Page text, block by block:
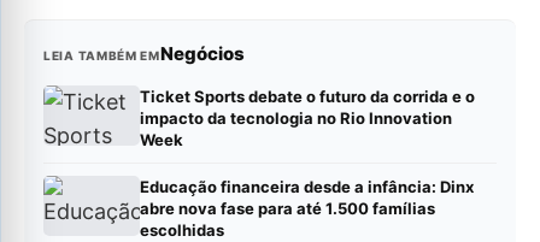
LEIA TAMBÉM EMNegócios
Ticket Sports debate o futuro da corrida e o
impacto da tecnologia no Rio Innovation
Week
Educação financeira desde a infância: Dinx
abre nova fase para até 1.500 famílias
escolhidas